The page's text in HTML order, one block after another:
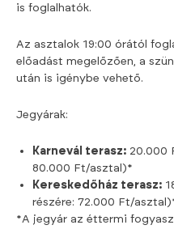
is foglalhatók.
Az asztalok 19:00 órától
előadást megelőzően, a
után is igénybe vehető.
Jegyárak:
Karnevál terasz: 20.000
80.000 Ft/asztal)*
Kereskedőház terasz:
részére: 72.000 Ft/
*A jegyár az éttermi